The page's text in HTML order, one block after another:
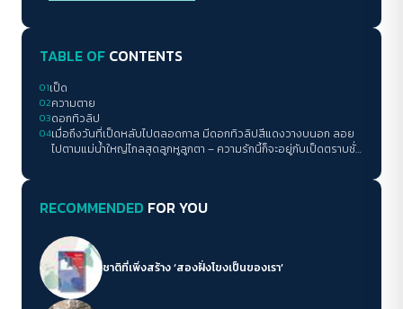
TABLE OF CONTENTS
01เป็ด
02ความตาย
03ดอกทิวลิป
04เมื่อถึงวันที่เป็ดหลับไปตลอดกาล มีดอกทิวลิปสีแดงวางบนอก ลอย
ไปตามแม่น้ำใหญ่ไกลสุดลูกหูลูกตา – ความรักนี้ก็จะอยู่กับเป็ดตราบชั่ว
RECOMMENDED FOR YOU
ชาติที่เพิ่งสร้าง ‘สองฝั่งโขงเป็นของเรา’